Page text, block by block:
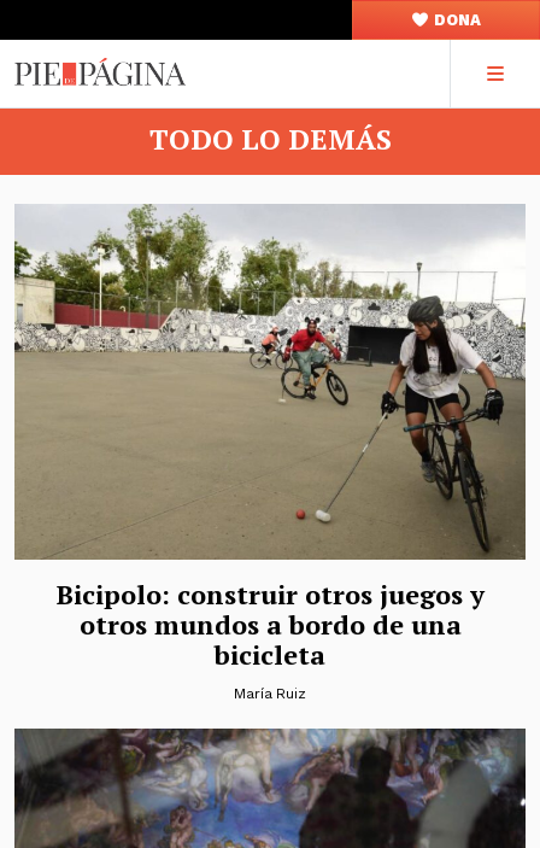
DONA
TODO LO DEMÁS
Bicipolo: construir otros juegos y
otros mundos a bordo de una
bicicleta
María Ruiz